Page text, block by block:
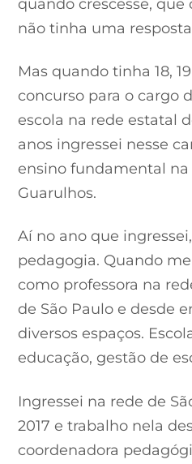
quando crescesse, que
não tinha uma
Mas quando tinha 18,
concurso para o cargo
escola na rede estatal
anos ingressei nesse
ensino fundamental na
Guarulhos.
Aí no ano que
pedagogia. Quando
como professora na
de São Paulo e desde
diversos espaços.
educação, gestão de
Ingressei na rede de
2017 e trabalho nela
coordenadora